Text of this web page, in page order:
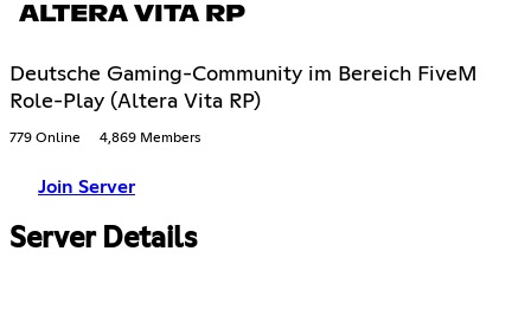
ALTERA VITA RP
Deutsche Gaming-Community im Bereich FiveM
Role-Play (Altera Vita RP)
779 Online 4,869 Members
Join Server
Server Details